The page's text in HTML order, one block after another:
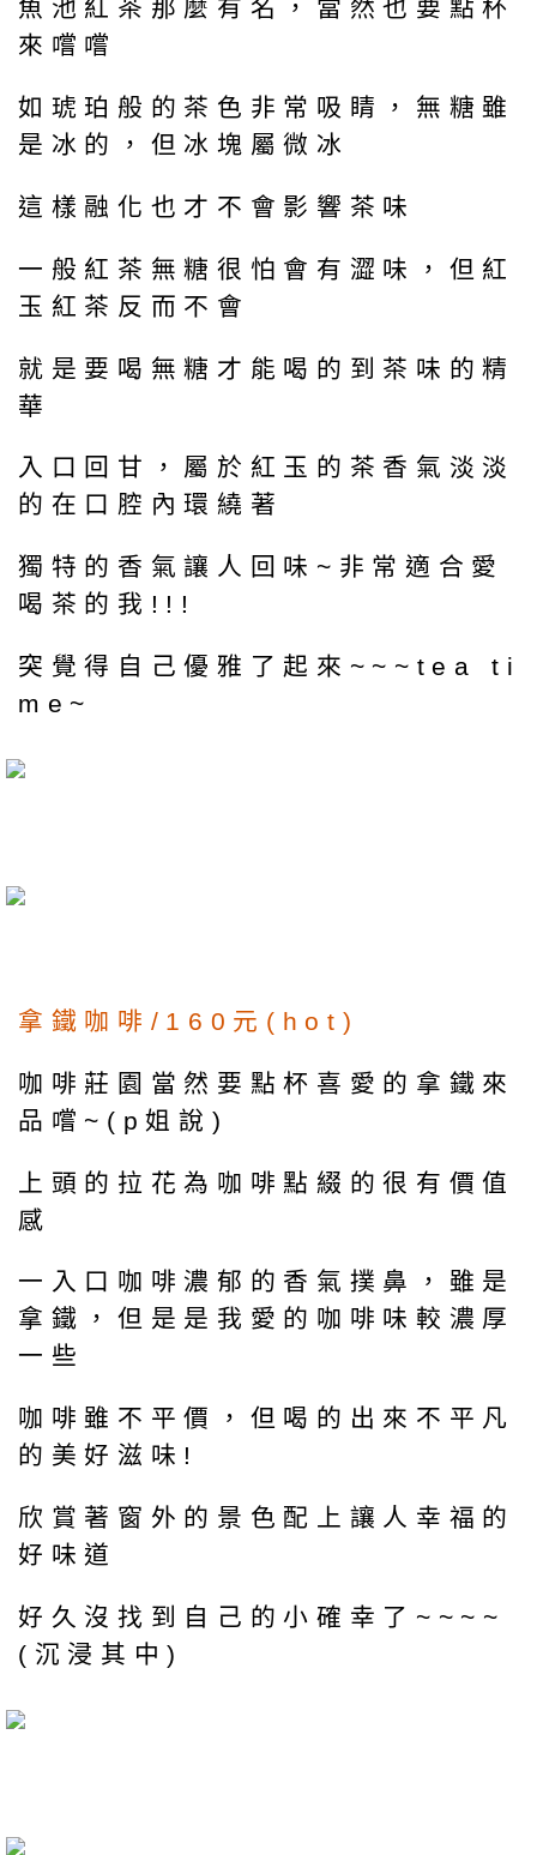
魚池紅茶那麼有名，當然也要點杯
來嚐嚐
如琥珀般的茶色非常吸睛，無糖雖
是冰的，但冰塊屬微冰
這樣融化也才不會影響茶味
一般紅茶無糖很怕會有澀味，但紅
玉紅茶反而不會
就是要喝無糖才能喝的到茶味的精
華
入口回甘，屬於紅玉的茶香氣淡淡
的在口腔內環繞著
獨特的香氣讓人回味~非常適合愛
喝茶的我!!!
突覺得自己優雅了起來~~~tea ti
me~
拿鐵咖啡/160元(hot)
咖啡莊園當然要點杯喜愛的拿鐵來
品嚐~(p姐說)
上頭的拉花為咖啡點綴的很有價值
感
一入口咖啡濃郁的香氣撲鼻，雖是
拿鐵，但是是我愛的咖啡味較濃厚
一些
咖啡雖不平價，但喝的出來不平凡
的美好滋味!
欣賞著窗外的景色配上讓人幸福的
好味道
好久沒找到自己的小確幸了~~~~
(沉浸其中)